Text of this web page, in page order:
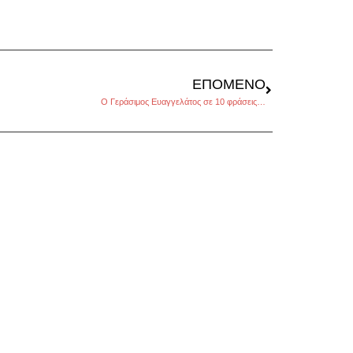
ΕΠΌΜΕΝΟ
Ο Γεράσιμος Ευαγγελάτος σε 10 φράσεις…